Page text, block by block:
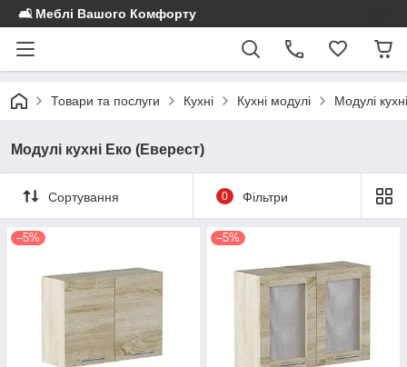
🛋️ Меблі Вашого Комфорту
Товари та послуги Кухні Кухні модулі Модулі
Модулі кухні Еко (Еверест)
Сортування 0 Фільтри
–5% –5%